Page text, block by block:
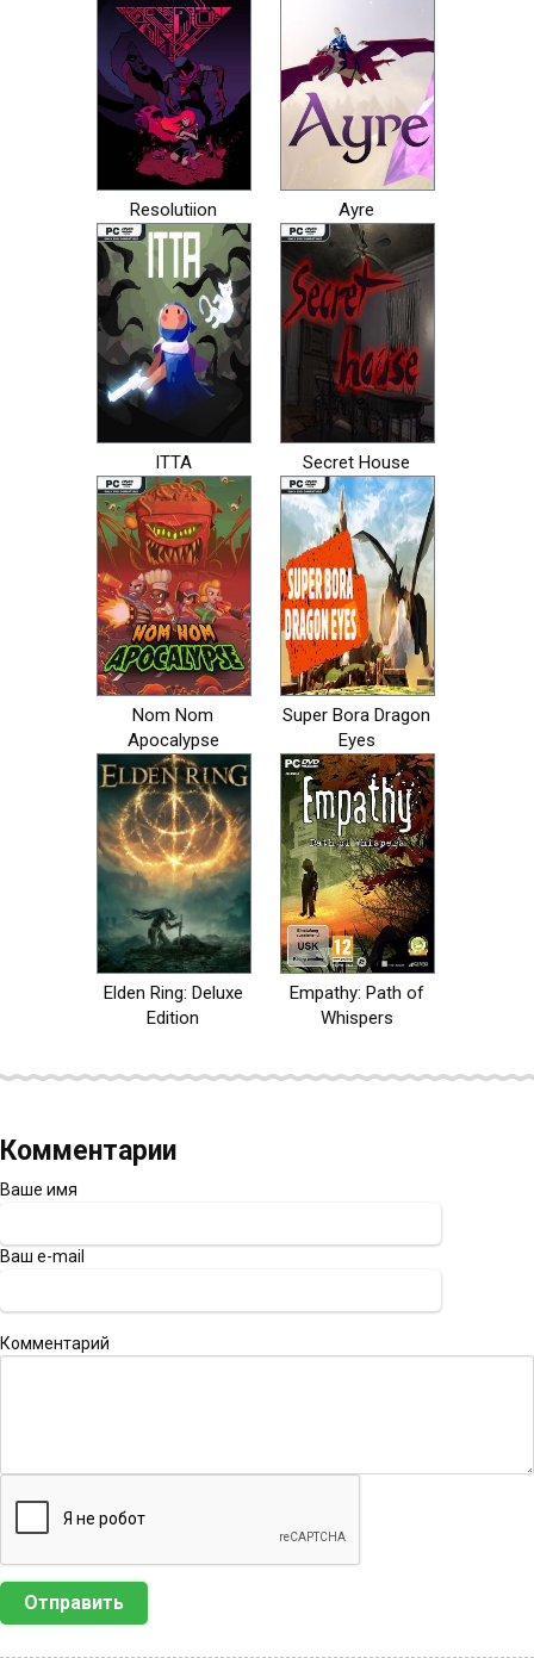
Resolutiion Ayre
ITTA Secret House
Nom Nom
Apocalypse
Super Bora Dragon
Eyes
Elden Ring: Deluxe
Edition
Empathy: Path of
Whispers
Комментарии
Ваше имя
Ваш e-mail
Комментарий
Отправить